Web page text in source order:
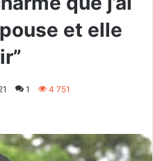
et elle
1 4 751